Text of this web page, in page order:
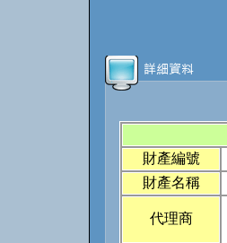
財產編號
財產名稱
代理商